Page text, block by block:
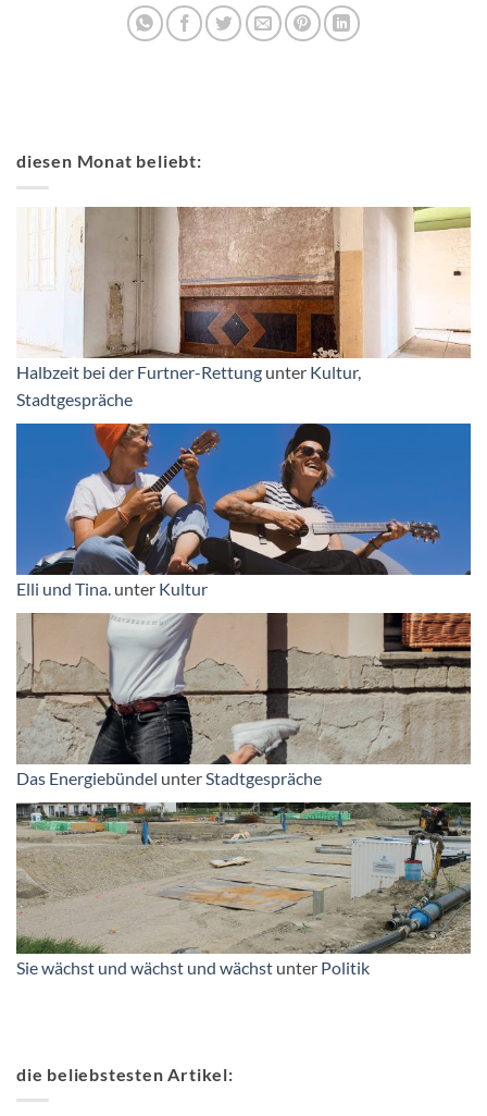
diesen Monat beliebt:
Halbzeit bei der Furtner-Rettung unter Kultur,
Stadtgespräche
Elli und Tina. unter Kultur
Das Energiebündel unterStadtgespräche
Sie wächst und wächst und wächst unter Politik
die beliebstesten Artikel: